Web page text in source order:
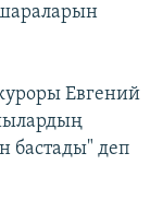
Евгений
бастады" деп